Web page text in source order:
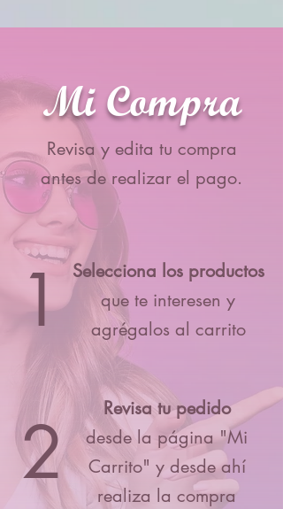
aceptará cambios ni devolciones
Mi Compra
Revisa y edita tu compra
antes de realizar el pago.
1 Selecciona los productos
que te interesen y
agrégalos al carrito
2
Revisa tu pedido
desde la página "Mi
Carrito" y desde ahí
realiza la compra